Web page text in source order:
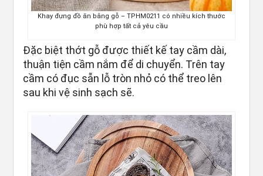
Khay đựng đồ ăn bằng gỗ – TPHM0211 có nhiều kích thước
phù hợp tất cả yêu cầu
Đặc biệt thớt gỗ được thiết kế tay cầm dài,
thuận tiện cầm nắm để di chuyển. Trên tay
cầm có đục sẵn lỗ tròn nhỏ có thể treo lên
sau khi vệ sinh sạch sẽ.